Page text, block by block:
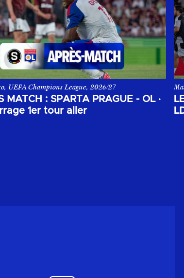
Prague à l'Olympique Lyonnais.
MATCH : SPARTA PRAGUE - OL·
1er tour aller
UEFA Champions League, 2026/27
aller du 1er tour de barrage de la Champions